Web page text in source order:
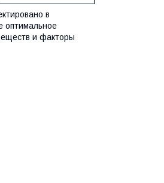
в
оптимальное
и факторы